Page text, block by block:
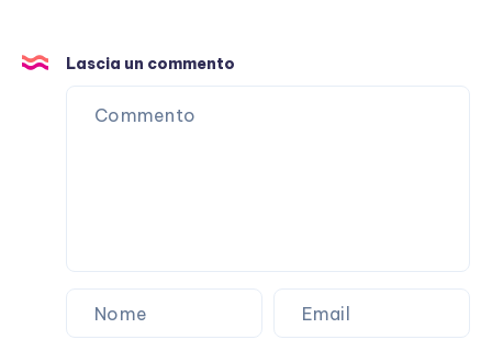
Lascia un commento